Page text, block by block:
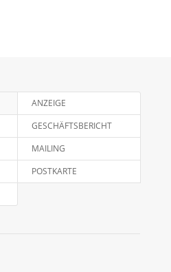
ANZEIGE
GESCHÄFTSBERICHT
MAILING
POSTKARTE